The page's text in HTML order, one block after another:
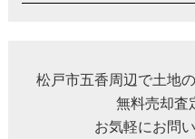
松戸市五香周辺で土地
無料売却査
お気軽にお問